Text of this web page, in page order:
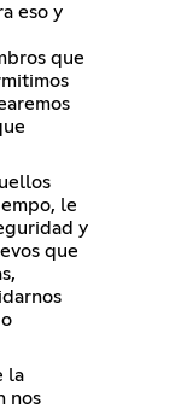
eso y
que
le
y
que
la
nos